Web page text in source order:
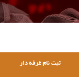
ثبت نام غرفه دار